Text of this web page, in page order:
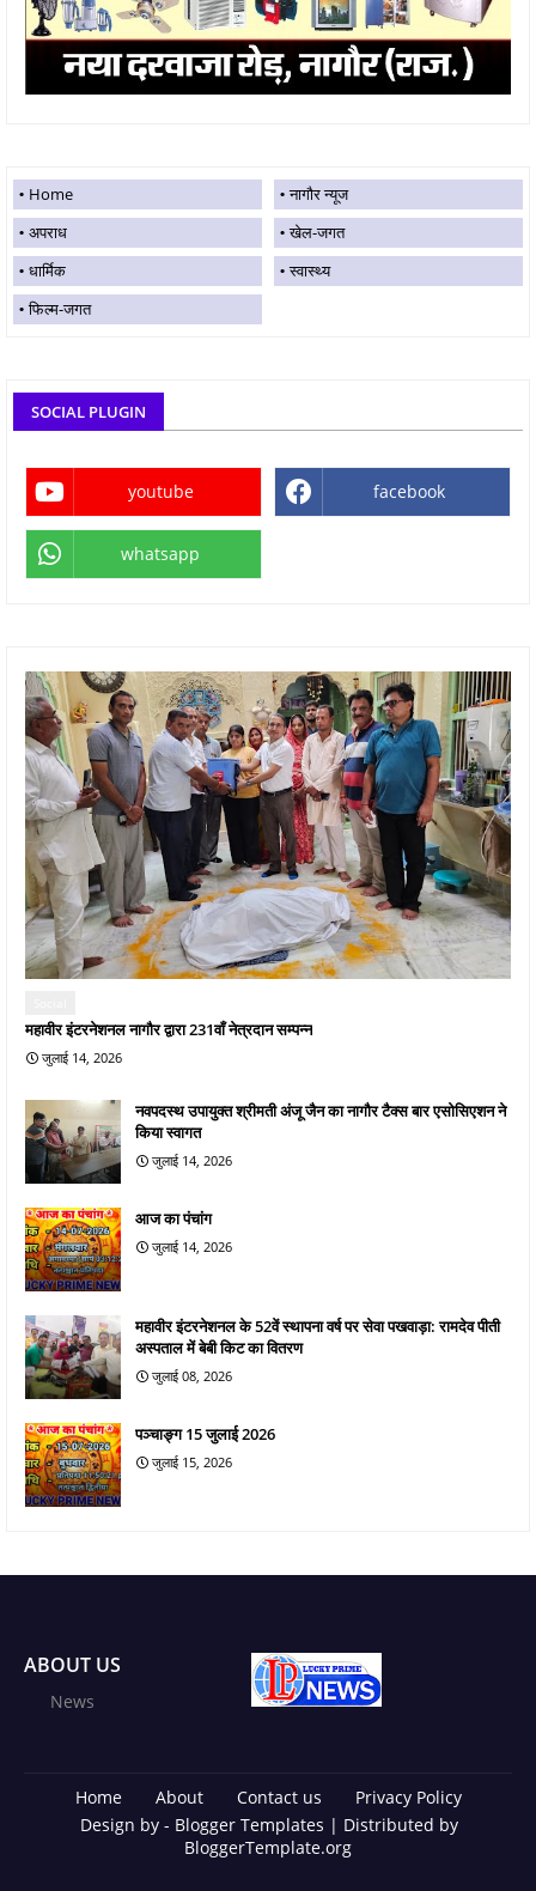
Home
नागौर न्यूज
अपराध
खेल-जगत
धार्मिक
स्वास्थ्य
फिल्म-जगत
SOCIAL PLUGIN
youtube facebook
whatsapp
महावीर इंटरनेशनल नागौर द्वारा 231वाँ नेत्रदान सम्पन्न
जुलाई 14, 2026
नवपदस्थ उपायुक्त श्रीमती अंजू जैन का नागौर टैक्स बार एसोसिएशन ने
किया स्वागत
जुलाई 14, 2026
आज का पंचांग
जुलाई 14, 2026
महावीर इंटरनेशनल के 52वें स्थापना वर्ष पर सेवा पखवाड़ा: रामदेव पीती
अस्पताल में बेबी किट का वितरण
जुलाई 08, 2026
पञ्चाङ्ग 15 जुलाई 2026
जुलाई 15, 2026
ABOUT US
News
Home About Contact us
Privacy Policy
Design by - Blogger Templates | Distributed by
BloggerTemplate.org